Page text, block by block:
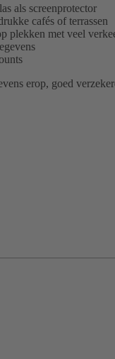
als screenprotector
cafés of terrassen
plekken met veel
erop, goed